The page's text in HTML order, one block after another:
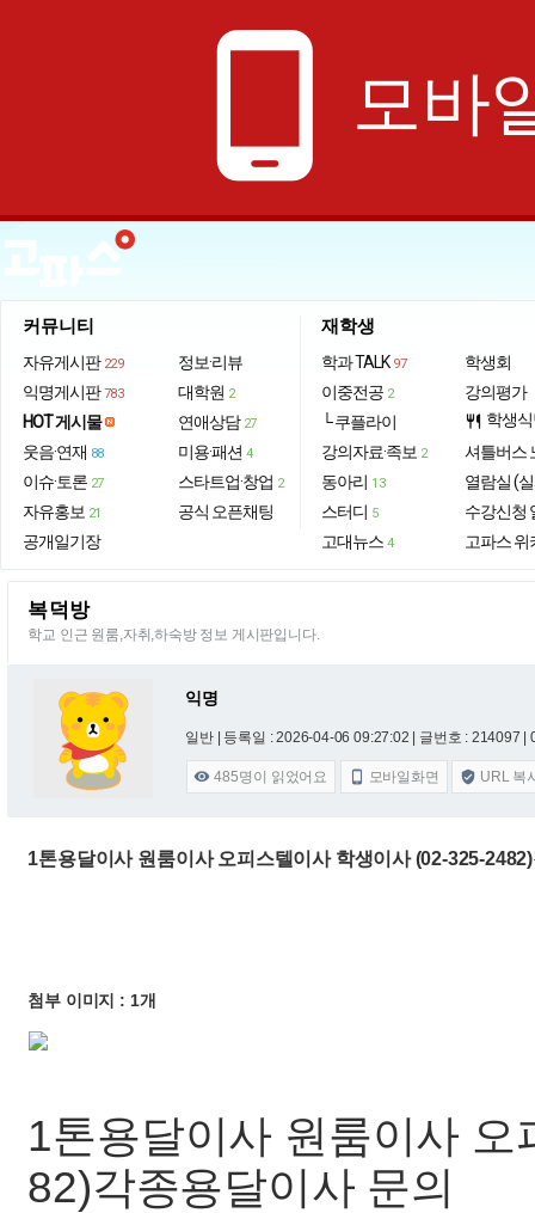
phone_android 모바
커뮤니티
자유게시판 229
익명게시판 783
HOT 게시물
웃음·연재 88
이슈·토론 27
자유홍보 21
공개일기장
정보·리뷰
대학원 2
연애상담 27
미용·패션 4
스타트업·창업 2
공식 오픈채팅
재학생
학과 TALK 97
이중전공 2
└ 쿠플라이
강의자료·족보 2
동아리 13
스터디 5
고대뉴스 4
학생회
강의평가
restaurant 학생
셔틀버스
열람실 (
수강신청
고파스 위
복덕방
학교 인근 원룸,자취,하숙방 정보 게시판입니다.
익명
일반 | 등록일 : 2026-04-06 09:27:02 | 글번호 : 214097 |
 485명이 읽었어요  모바일화면  URL 복
1톤용달이사 원룸이사 오피스텔이사 학생이사 (02-325-
첨부 이미지 : 1개
1톤용달이사 원룸이사
82)각종용달이사 문의